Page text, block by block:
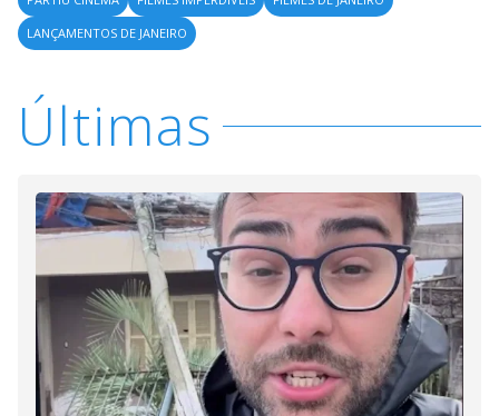
LANÇAMENTOS DE JANEIRO
Últimas